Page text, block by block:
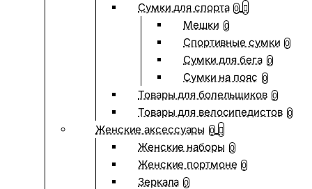
Сумки для спорта 0
Мешки 0
Спортивные сумки 0
Сумки для бега 0
Сумки на пояс 0
Товары для болельщиков 0
Товары для велосипедистов 0
Женские аксессуары 0
Женские наборы 0
Женские портмоне 0
Зеркала 0